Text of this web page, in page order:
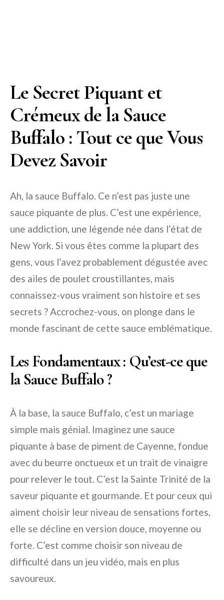
Le Secret Piquant et
Crémeux de la Sauce
Buffalo : Tout ce que Vous
Devez Savoir
Ah, la sauce Buffalo. Ce n’est pas juste une
sauce piquante de plus. C’est une expérience,
une addiction, une légende née dans l’état de
New York. Si vous êtes comme la plupart des
gens, vous l’avez probablement dégustée avec
des ailes de poulet croustillantes, mais
connaissez-vous vraiment son histoire et ses
secrets ? Accrochez-vous, on plonge dans le
monde fascinant de cette sauce emblématique.
Les Fondamentaux : Qu’est-ce que
la Sauce Buffalo ?
À la base, la sauce Buffalo, c’est un mariage
simple mais génial. Imaginez une sauce
piquante à base de piment de Cayenne, fondue
avec du beurre onctueux et un trait de vinaigre
pour relever le tout. C’est la Sainte Trinité de la
saveur piquante et gourmande. Et pour ceux qui
aiment choisir leur niveau de sensations fortes,
elle se décline en version douce, moyenne ou
forte. C’est comme choisir son niveau de
difficulté dans un jeu vidéo, mais en plus
savoureux.